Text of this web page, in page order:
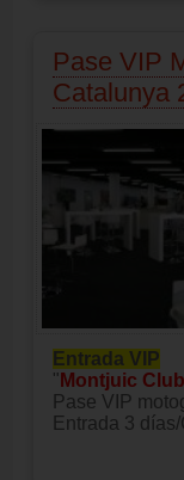
Pase VIP
Catalunya
Entrada VIP
" Montjuic Club
Pase VIP
Entrada 3